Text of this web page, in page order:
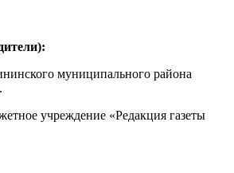
муниципального района
учреждение «Редакция газеты